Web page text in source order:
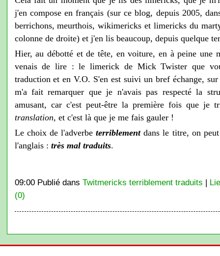
j'en compose en français (sur ce blog, depuis 2005,
berrichons, meurthois, wikimericks et limericks du
colonne de droite) et j'en lis beaucoup, depuis quelque
Hier, au débotté et de tête, en voiture, en à peine une
venais de lire : le limerick de Mick Twister que
traduction et en V.O. S'en est suivi un bref échange,
m'a fait remarquer que je n'avais pas respecté la
amusant, car c'est peut-être la première fois que je
translation, et c'est là que je me fais gauler !
Le choix de l'adverbeterriblement dans le titre, on
l'anglais : très mal traduits.
09:00 Publié dans Twitmericks terriblement traduits |
(0)